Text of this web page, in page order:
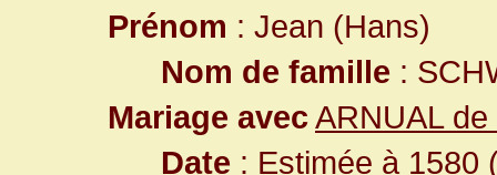
Prénom : Jean (Hans)
Nom de famille :
Mariage avecARNUAL
Date : Estimée à 1580